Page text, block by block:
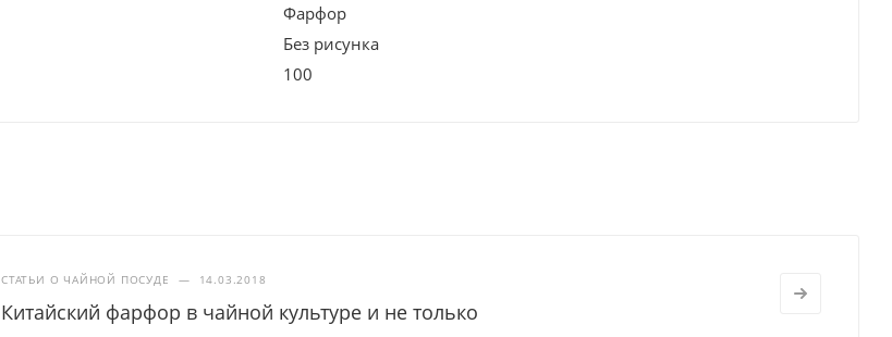
Фарфор
Без рисунка
100
СТАТЬИ О ЧАЙНОЙ ПОСУДЕ — 14.03.2018
Китайский фарфор в чайной культуре и не только